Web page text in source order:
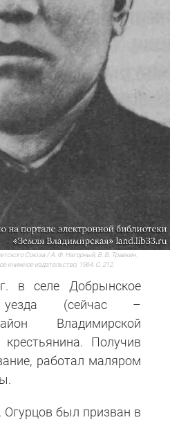
Союза / А. Ф. Нагорный, В. В. Травкин.
книжное издательство, 1964. С. 212.
в селе Добрынское
уезда (сейчас –
Владимирской
Получив
работал маляром
был призван в